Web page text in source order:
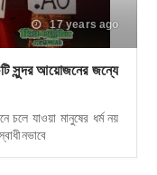
17 years ago
সুন্দর আয়োজনের জন্যে
যাওয়া মানুষের ধর্ম নয়